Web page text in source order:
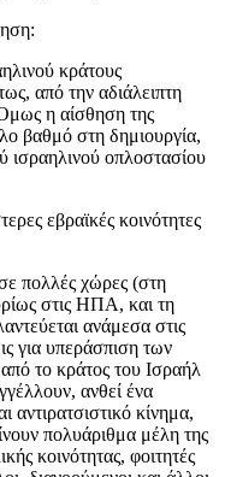
κράτους
από την αδιάλειπτη
η αίσθηση της
βαθμό στη δημιουργία,
ισραηλινού οπλοστασίου
εβραϊκές κοινότητες
πολλές χώρες (στη
στις ΗΠΑ, και τη
ανάμεσα στις
για υπεράσπιση των
το κράτος του Ισραήλ
ανθεί ένα
αντιρατσιστικό κίνημα,
πολυάριθμα μέλη της
κοινότητας, φοιτητές